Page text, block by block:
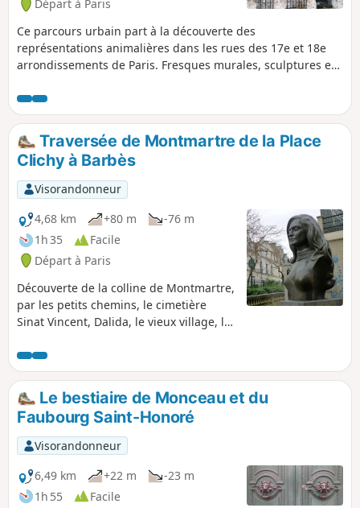
Odile ou le vallonné Jardin Claire Motte.
Départ à Paris
Ce parcours urbain part à la découverte des
représentations animalières dans les rues des 17e et 18e
arrondissements de Paris. Fresques murales, sculptures et
aussi l'occasion de déambuler dans le quartier animé de la
Butte Montmartre.
Traversée de Montmartre de la Place
Clichy à Barbès
Visorandonneur
4,68 km
+80 m
-76 m
1h 35
Facile
Départ à Paris
Découverte de la colline de Montmartre,
par les petits chemins, le cimetière
Sinat Vincent, Dalida, le vieux village, la
Le bestiaire de Monceau et du
Faubourg Saint-Honoré
Visorandonneur
6,49 km
+22 m
-23 m
1h 55
Facile